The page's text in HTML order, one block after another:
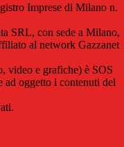
Imprese di Milano n.
SRL, con sede a Milano,
al network Gazzanet
video e grafiche) è SOS
ad oggetto i contenuti del